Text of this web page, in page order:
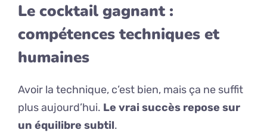
Le cocktail gagnant :
compétences techniques et
humaines
Avoir la technique, c’est bien, mais ça ne suffit
plus aujourd’hui. Le vrai succès repose sur
un équilibre subtil.